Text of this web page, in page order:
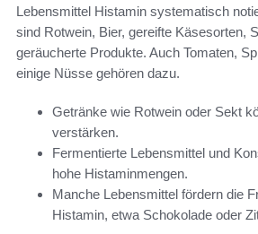
Lebensmittel Histamin systematisch
sind Rotwein, Bier, gereifte Käsesorten,
geräucherte Produkte. Auch Tomaten,
einige Nüsse gehören dazu.
Getränke wie Rotwein oder Sekt
verstärken.
Fermentierte Lebensmittel und
hohe Histaminmengen.
Manche Lebensmittel fördern die
Histamin, etwa Schokolade oder